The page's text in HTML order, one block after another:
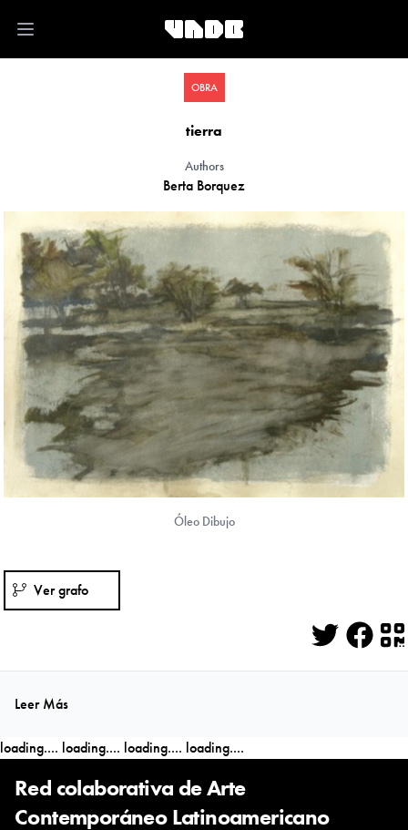
Open main menu
OBRA
tierra
Authors
Berta Borquez
Óleo Dibujo
Ver grafo
Twitter
Leer Más
loading.... loading.... loading.... loading....
Red colaborativa de Arte
Contemporáneo Latinoamericano